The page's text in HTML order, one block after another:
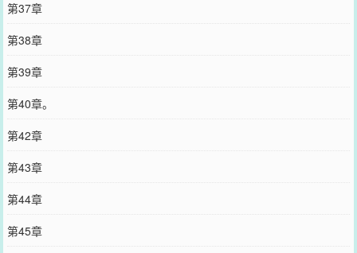
第37章
第38章
第39章
第40章。
第42章
第43章
第44章
第45章